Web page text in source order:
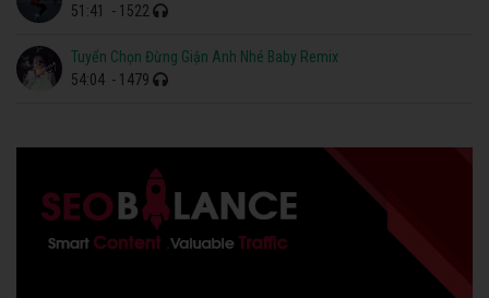
51:41
- 1522
Tuyển Chọn Đừng Giận Anh Nhé Baby Remix
54:04 - 1479